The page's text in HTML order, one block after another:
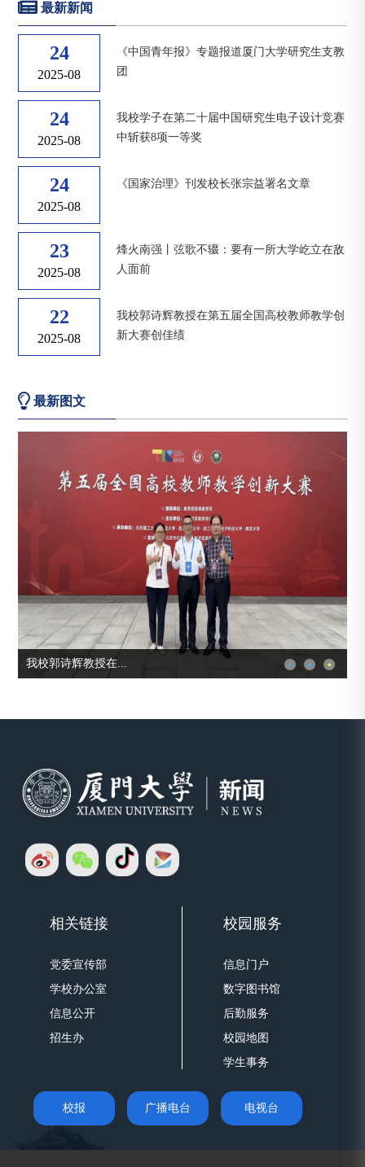
最新新闻
24
2025-08
《中国青年报》专题报道厦门大学研究生支教
团
24
2025-08
我校学子在第二十届中国研究生电子设计竞赛
中斩获8项一等奖
24
2025-08
《国家治理》刊发校长张宗益署名文章
23
2025-08
烽火南强丨弦歌不辍：要有一所大学屹立在敌
人面前
22
2025-08
我校郭诗辉教授在第五届全国高校教师教学创
新大赛创佳绩
最新图文
我校郭诗辉教授在...
相关链接
党委宣传部
学校办公室
信息公开
招生办
校园服务
信息门户
数字图书馆
后勤服务
校园地图
学生事务
校报 广播电台 电视台